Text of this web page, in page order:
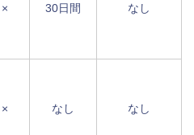
× 30日間 なし
× なし なし